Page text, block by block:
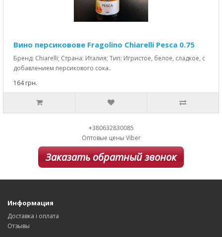
Вино персиковове Fragolino Chiarelli Pesca 0.75
Бренд: Chiarelli; Страна: Италия; Тип: Игристое, белое, сладкое, с
добавлением персикового сока..
164 грн.
+380632830085
Оптовые цены Viber
Заказать обратный звонок
Информация
Доставка і оплата
Отзывы